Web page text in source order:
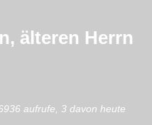
älteren Herrn
aufrufe, 3 davon heute